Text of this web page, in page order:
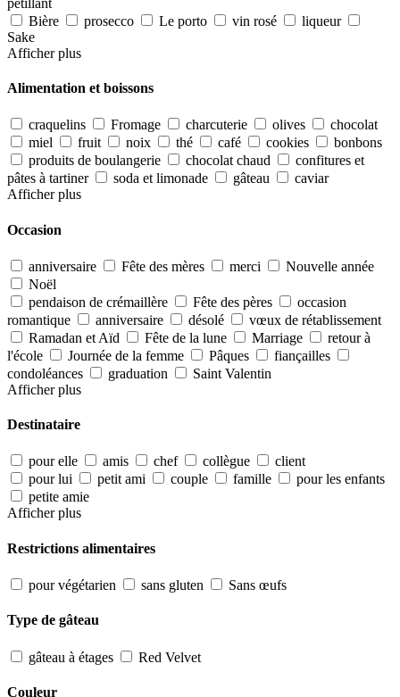
Bière
prosecco Le porto vin rosé
liqueur
Sake
Afficher plus
Alimentation et boissons
craquelins Fromage charcuterie olives
chocolat
miel
fruit noix thé café cookies
bonbons
produits de boulangerie
chocolat chaud
confitures et
pâtes à tartiner
soda et limonade gâteau
caviar
Afficher plus
Occasion
anniversaire Fête des mères merci
Nouvelle année
Noël
pendaison de crémaillère
Fête des pères
occasion
romantique
anniversaire désolé
vœux de rétablissement
Ramadan et Aïd
Fête de la lune Marriage
retour à
l'école
Journée de la femme Pâques
fiançailles
condoléances
graduation
Saint Valentin
Afficher plus
Destinataire
pour elle amis chef collègue
client
pour lui
petit ami couple famille
pour les enfants
petite amie
Afficher plus
Restrictions alimentaires
pour végétarien sans gluten Sans œufs
Type de gâteau
gâteau à étages Red Velvet
Couleur